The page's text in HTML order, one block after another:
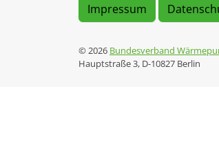
Impressum
© 2026 Bundesverband
Hauptstraße 3, D-10827 Berlin